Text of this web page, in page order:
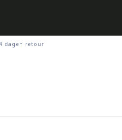
dagen retour